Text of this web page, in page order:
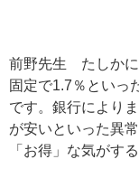
前野先生 たしかに
固定で1.7％といっ
です。銀行により
が安いといった異
「お得」な気がす